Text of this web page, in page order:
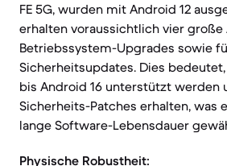
FE 5G, wurden mit Android 12
erhalten voraussichtlich vier große
Betriebssystem-Upgrades sowie
Sicherheitsupdates. Dies
bis Android 16 unterstützt werden
Sicherheits-Patches erhalten, was
lange Software-Lebensdauer
Physische Robustheit: